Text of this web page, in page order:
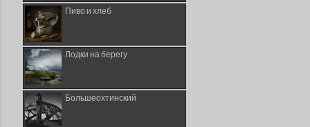
Пиво и хлеб
Лодки на берегу
Большеохтинский